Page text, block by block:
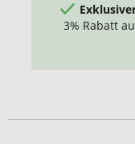
3% Rabatt